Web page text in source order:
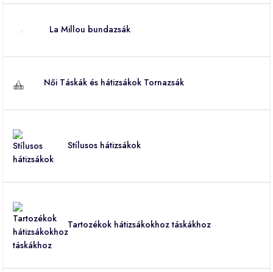
La Millou bundazsák
Női Táskák és hátizsákok Tornazsák
Stílusos hátizsákok
Tartozékok hátizsákokhoz táskákhoz